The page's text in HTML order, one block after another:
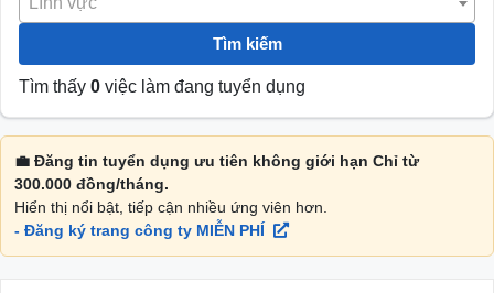
Tìm kiếm
Tìm thấy 0 việc làm đang tuyển dụng
💼 Đăng tin tuyển dụng ưu tiên không giới hạn Chỉ từ
300.000 đồng/tháng.
Hiển thị nổi bật, tiếp cận nhiều ứng viên hơn.
- Đăng ký trang công ty MIỄN PHÍ